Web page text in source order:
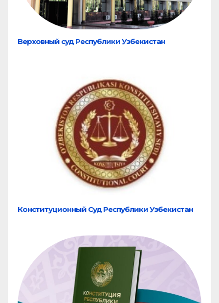
Верховный суд Республики Узбекистан
Конституционный Суд Республики Узбекистан